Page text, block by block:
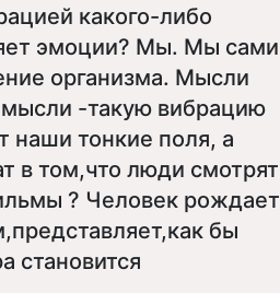
какого-либо
эмоции? Мы. Мы сами
организма. Мысли
-такую вибрацию
наши тонкие поля, а
в том,что люди смотрят
? Человек рождает
бы
становится